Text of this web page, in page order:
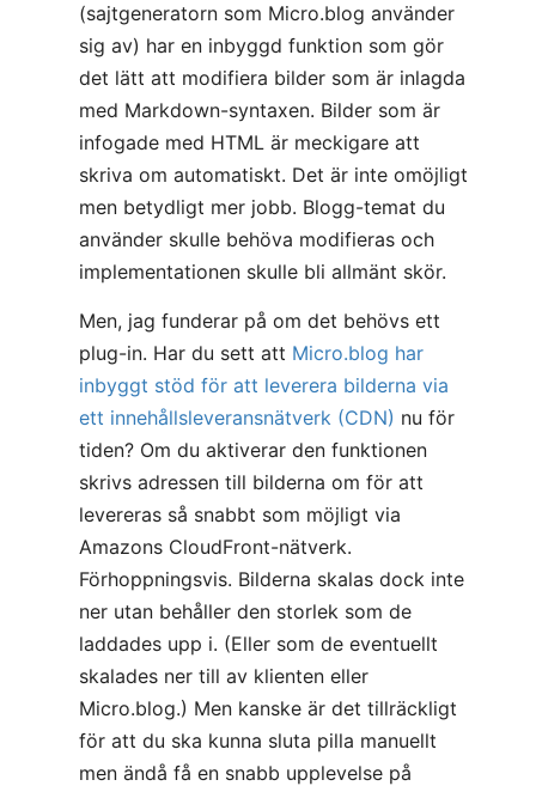
(sajtgeneratorn som Micro.blog använder
sig av) har en inbyggd funktion som gör
det lätt att modifiera bilder som är inlagda
med Markdown-syntaxen. Bilder som är
infogade med HTML är meckigare att
skriva om automatiskt. Det är inte omöjligt
men betydligt mer jobb. Blogg-temat du
använder skulle behöva modifieras och
implementationen skulle bli allmänt skör.
Men, jag funderar på om det behövs ett
plug-in. Har du sett att Micro.blog har
inbyggt stöd för att leverera bilderna via
ett innehållsleveransnätverk (CDN) nu för
tiden? Om du aktiverar den funktionen
skrivs adressen till bilderna om för att
levereras så snabbt som möjligt via
Amazons CloudFront-nätverk.
Förhoppningsvis. Bilderna skalas dock inte
ner utan behåller den storlek som de
laddades upp i. (Eller som de eventuellt
skalades ner till av klienten eller
Micro.blog.) Men kanske är det tillräckligt
för att du ska kunna sluta pilla manuellt
men ändå få en snabb upplevelse på